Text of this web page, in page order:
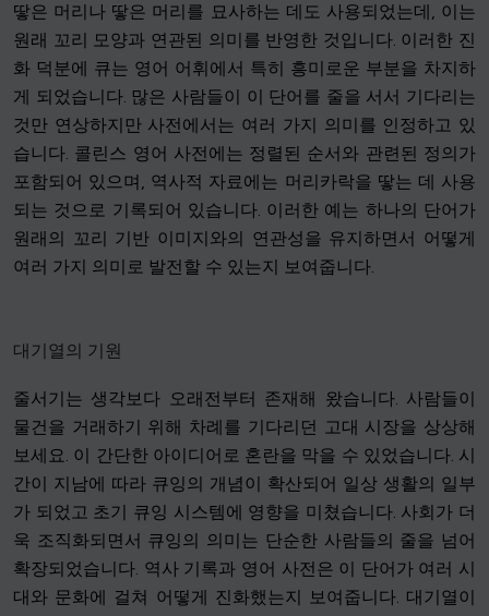
땋은 머리나 땋은 머리를 묘사하는 데도 사용되었는데, 이는
원래 꼬리 모양과 연관된 의미를 반영한 것입니다. 이러한 진
화 덕분에 큐는 영어 어휘에서 특히 흥미로운 부분을 차지하
게 되었습니다. 많은 사람들이 이 단어를 줄을 서서 기다리는
것만 연상하지만 사전에서는 여러 가지 의미를 인정하고 있
습니다. 콜린스 영어 사전에는 정렬된 순서와 관련된 정의가
포함되어 있으며, 역사적 자료에는 머리카락을 땋는 데 사용
되는 것으로 기록되어 있습니다. 이러한 예는 하나의 단어가
원래의 꼬리 기반 이미지와의 연관성을 유지하면서 어떻게
여러 가지 의미로 발전할 수 있는지 보여줍니다.
대기열의 기원
줄서기는 생각보다 오래전부터 존재해 왔습니다. 사람들이
물건을 거래하기 위해 차례를 기다리던 고대 시장을 상상해
보세요. 이 간단한 아이디어로 혼란을 막을 수 있었습니다. 시
간이 지남에 따라 큐잉의 개념이 확산되어 일상 생활의 일부
가 되었고 초기 큐잉 시스템에 영향을 미쳤습니다. 사회가 더
욱 조직화되면서 큐잉의 의미는 단순한 사람들의 줄을 넘어
확장되었습니다. 역사 기록과 영어 사전은 이 단어가 여러 시
대와 문화에 걸쳐 어떻게 진화했는지 보여줍니다. 대기열이